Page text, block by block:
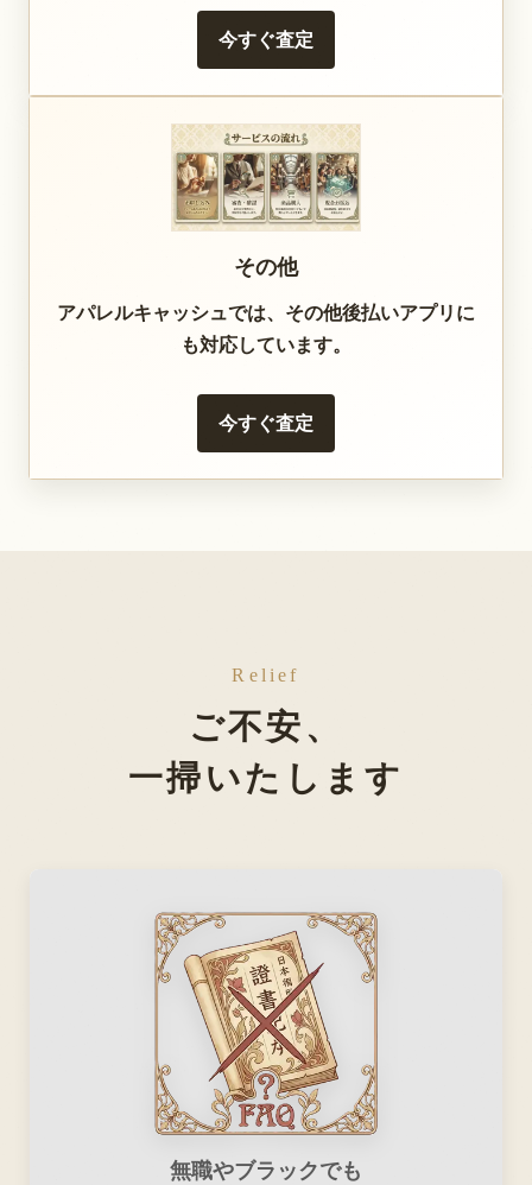
今すぐ査定
その他
アパレルキャッシュでは、その他後払いアプリに
も対応しています。
今すぐ査定
Relief
ご不安、
一掃いたします
無職やブラックでも